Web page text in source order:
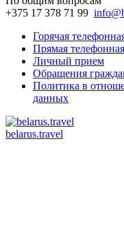
+375 17 378 71 99
Горячая
Прямая
Личный прием
Обращения
Политика в
данных
belarus.travel